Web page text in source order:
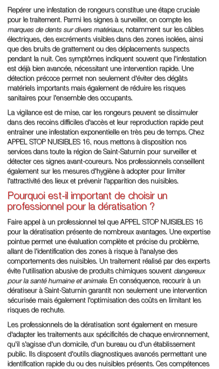
Repérer une infestation de rongeurs constitue une étape cruciale
pour le traitement. Parmi les signes à surveiller, on compte les
marques de dents sur divers matériaux, notamment sur les câbles
électriques, des excréments visibles dans des zones isolées, ainsi
que des bruits de grattement ou des déplacements suspects
pendant la nuit. Ces symptômes indiquent souvent que l'infestation
est déjà bien avancée, nécessitant une intervention rapide. Une
détection précoce permet non seulement d'éviter des dégâts
matériels importants mais également de réduire les risques
sanitaires pour l'ensemble des occupants.
La vigilance est de mise, car les rongeurs peuvent se dissimuler
dans des recoins difficiles d'accès et leur reproduction rapide peut
entraîner une infestation exponentielle en très peu de temps. Chez
APPEL STOP NUISIBLES 16, nous mettons à disposition nos
services dans toute la région de Saint-Saturnin pour surveiller et
détecter ces signes avant-coureurs. Nos professionnels conseillent
également sur les mesures d'hygiène à adopter pour limiter
l'attractivité des lieux et prévenir l'apparition des nuisibles.
Pourquoi est-il important de choisir un
professionnel pour la dératisation ?
Faire appel à un professionnel tel que APPEL STOP NUISIBLES 16
pour la dératisation présente de nombreux avantages. Une expertise
pointue permet une évaluation complète et précise du problème,
allant de l'identification des zones à risque à l'analyse des
comportements des nuisibles. Un traitement réalisé par des experts
évite l'utilisation abusive de produits chimiques souvent dangereux
pour la santé humaine et animale. En conséquence, recourir à un
dératiseur à Saint-Saturnin garantit non seulement une intervention
sécurisée mais également l'optimisation des coûts en limitant les
risques de rechute.
Les professionnels de la dératisation sont également en mesure
d'adapter les traitements aux spécificités de chaque environnement,
qu'il s'agisse d'un domicile, d'un bureau ou d'un établissement
public. Ils disposent d'outils diagnostiques avancés permettant une
identification rapide du ou des nuisibles présents. Ces compétences